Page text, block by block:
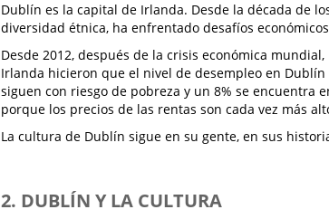
Dublín es la capital de Irlanda. Desde la década de
diversidad étnica, ha enfrentado desafíos
Desde 2012, después de la crisis económica
Irlanda hicieron que el nivel de desempleo en Dublín
siguen con riesgo de pobreza y un 8% se encuentra
porque los precios de las rentas son cada vez más
La cultura de Dublín sigue en su gente, en sus
2. DUBLÍN Y LA CULTURA